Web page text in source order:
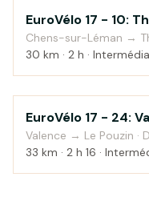
Campagne
EuroVélo 17 - 10:
Chens-sur-Léman →
30 km · 2 h ·
Campagne
EuroVélo 17 - 24:
Valence → Le Pouzin ·
33 km · 2 h 16 ·